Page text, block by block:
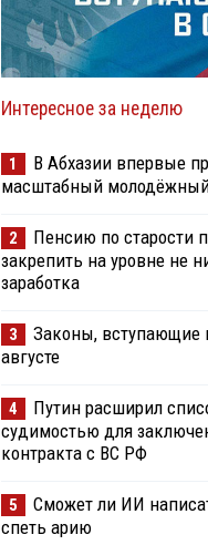
Интересное за неделю
1
В Абхазии впервые
масштабный
2
Пенсию по старости
закрепить на уровне не
заработка
3
Законы, вступающие
августе
4
Путин расширил
судимостью для
контракта с ВС РФ
5
Сможет ли ИИ
спеть арию